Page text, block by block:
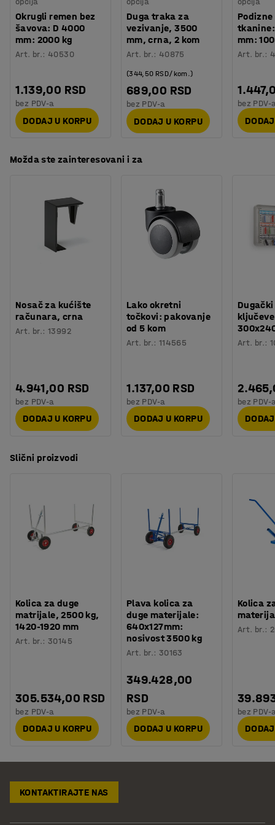
Težina
Montaža : Sklopljeno
Okrugli remen bez
šavova: D 4000
mm: 2000 kg
Art. br.: 40530
1.139,00 RSD
bez PDV-a
DODAJ U KORPU
Duga traka za
vezivanje, 3500
mm, crna, 2 kom
Art. br.: 40875
689,00 RSD
(344,50 RSD/kom.)
bez PDV-a
DODAJ U KORPU
mm:
Art. br.:
bez PDV-
Možda ste zainteresovani i za
Nosač za kućište
računara, crna
Art. br.:13992
4.941,00 RSD
bez PDV-a
DODAJ U KORPU
Lako okretni
točkovi: pakovanje
od 5 kom
Art. br.: 114565
1.137,00 RSD
bez PDV-a
DODAJ U KORPU
Art. br.:
bez PDV-
Slični proizvodi
Kolica za duge
matrijale, 2500 kg,
1420-1920 mm
Art. br.:30145
305.534,00 RSD
bez PDV-a
DODAJ U KORPU
Plava kolica za
duge materijale:
640x127mm:
nosivost 3500 kg
Art. br.: 30163
349.428,00
RSD
bez PDV-a
DODAJ U KORPU
Kolica
Art. br.:
bez PDV-
KONTAKTIRAJTE NAS